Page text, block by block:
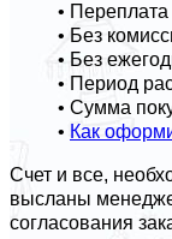
• Переплата
• Без
• Без
• Период
• Сумма
• Как
Счет и все,
высланы
согласования